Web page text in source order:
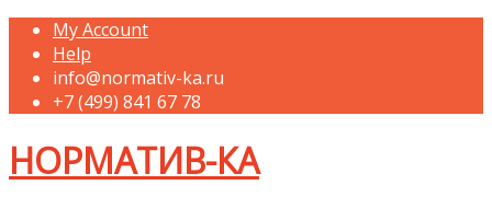
My Account
Help
info@normativ-ka.ru
+7 (499) 841 67 78
НОРМАТИВ-КА